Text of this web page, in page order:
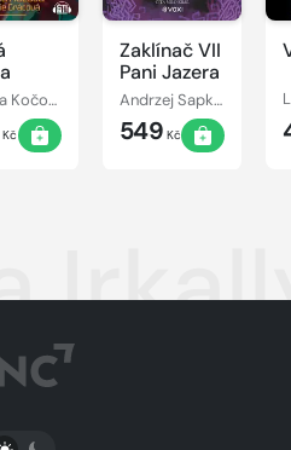
Anežka Kočová
Kč
Zaklínač VII
Pani Jazera
Andrzej Sapkowski
549 Kč
PŘEPNOUT SVĚTLÝ/TMAVÝ REŽIM